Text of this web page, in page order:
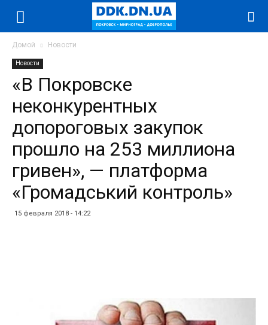
Домой Новости
Новости
«В Покровске
неконкурентных
допороговых закупок
прошло на 253 миллиона
гривен», — платформа
«Громадський контроль»
15 февраля 2018 - 14:22